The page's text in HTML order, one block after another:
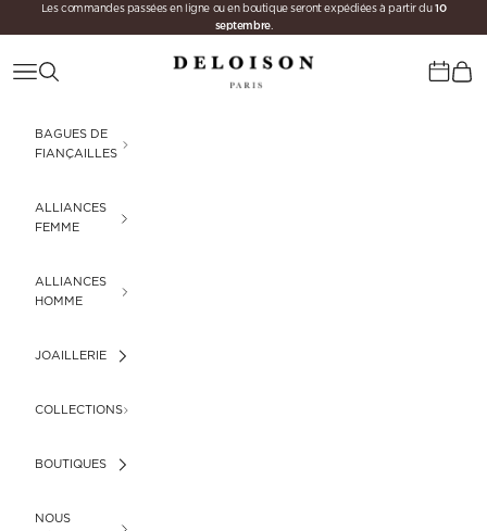
Passer au contenu
Les commandes passées en ligne ou en boutique seront expédiées à partir du10
septembre.
Deloison Paris
MenuRecherche
BAGUES DE
FIANÇAILLES
ALLIANCES
FEMME
ALLIANCES
HOMME
JOAILLERIE
COLLECTIONS
BOUTIQUES
NOUS